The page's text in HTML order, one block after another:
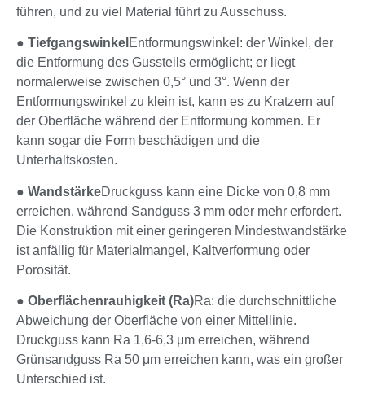
führen, und zu viel Material führt zu Ausschuss.
● Tiefgangswinkel Entformungswinkel: der Winkel, der
die Entformung des Gussteils ermöglicht; er liegt
normalerweise zwischen 0,5° und 3°. Wenn der
Entformungswinkel zu klein ist, kann es zu Kratzern auf
der Oberfläche während der Entformung kommen. Er
kann sogar die Form beschädigen und die
Unterhaltskosten.
● WandstärkeDruckguss kann eine Dicke von 0,8 mm
erreichen, während Sandguss 3 mm oder mehr erfordert.
Die Konstruktion mit einer geringeren Mindestwandstärke
ist anfällig für Materialmangel, Kaltverformung oder
Porosität.
● Oberflächenrauhigkeit (Ra)Ra: die durchschnittliche
Abweichung der Oberfläche von einer Mittellinie.
Druckguss kann Ra 1,6-6,3 μm erreichen, während
Grünsandguss Ra 50 μm erreichen kann, was ein großer
Unterschied ist.